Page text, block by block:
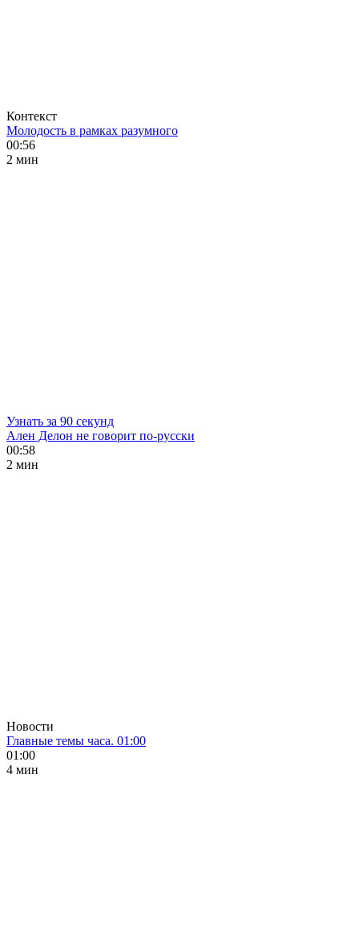
Контекст
Молодость в рамках разумного
00:56
2 мин
Узнать за 90 секунд
Ален Делон не говорит по-русски
00:58
2 мин
Новости
Главные темы часа. 01:00
01:00
4 мин